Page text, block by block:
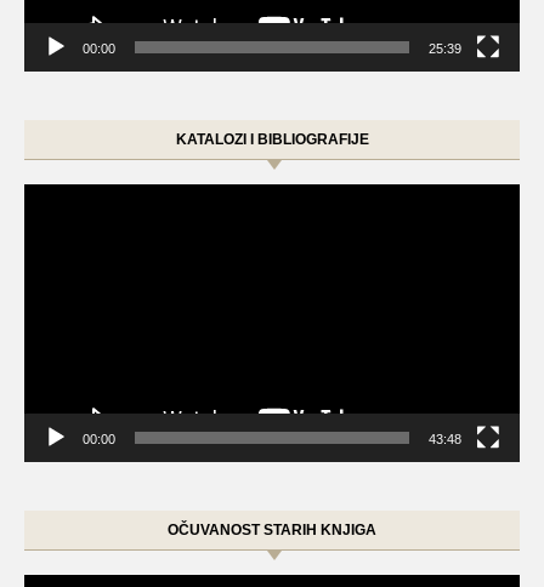
00:00 25:39
KATALOZI I BIBLIOGRAFIJE
00:00 43:48
OČUVANOST STARIH KNJIGA